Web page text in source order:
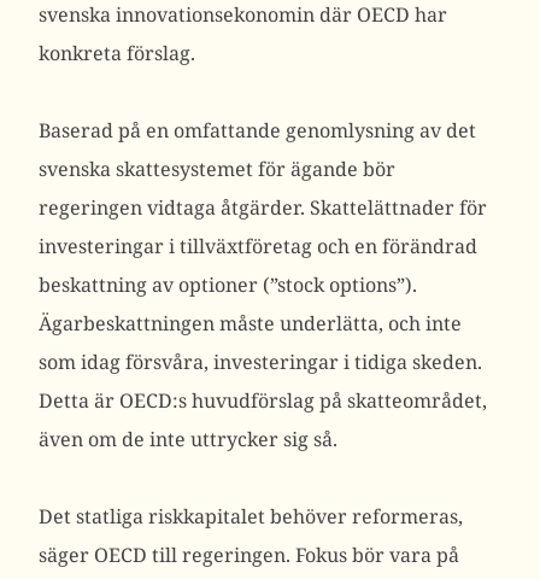
svenska innovationsekonomin där OECD har
konkreta förslag.
Baserad på en omfattande genomlysning av det
svenska skattesystemet för ägande bör
regeringen vidtaga åtgärder. Skattelättnader för
investeringar i tillväxtföretag och en förändrad
beskattning av optioner (”stock options”).
Ägarbeskattningen måste underlätta, och inte
som idag försvåra, investeringar i tidiga skeden.
Detta är OECD:s huvudförslag på skatteområdet,
även om de inte uttrycker sig så.
Det statliga riskkapitalet behöver reformeras,
säger OECD till regeringen. Fokus bör vara på